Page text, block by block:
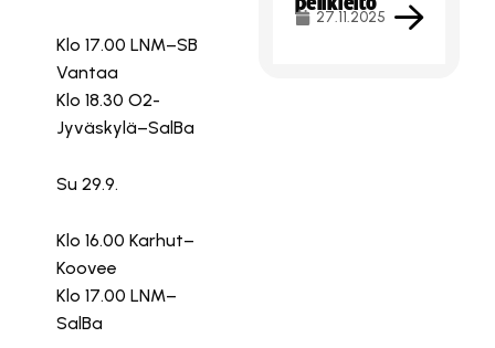
Klo 17.00 LNM–SB
Vantaa
Klo 18.30 O2-
Jyväskylä–SalBa
Su 29.9.
Klo 16.00 Karhut–
Koovee
Klo 17.00 LNM–
SalBa
27.11.2025